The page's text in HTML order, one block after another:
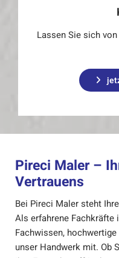
Lassen Sie sich
Pireci Maler –
Vertrauens
Bei Pireci Maler steht
Als erfahrene Fachkräfte
Fachwissen,
unser Handwerk mit. Ob